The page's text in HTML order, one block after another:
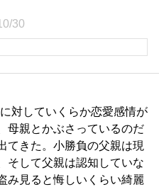
30
対していくらか恋愛感情が
母親とかぶさっているのだ
てきた。小勝負の父親は現
そして父親は認知していな
み見ると悔しいくらい綺麗